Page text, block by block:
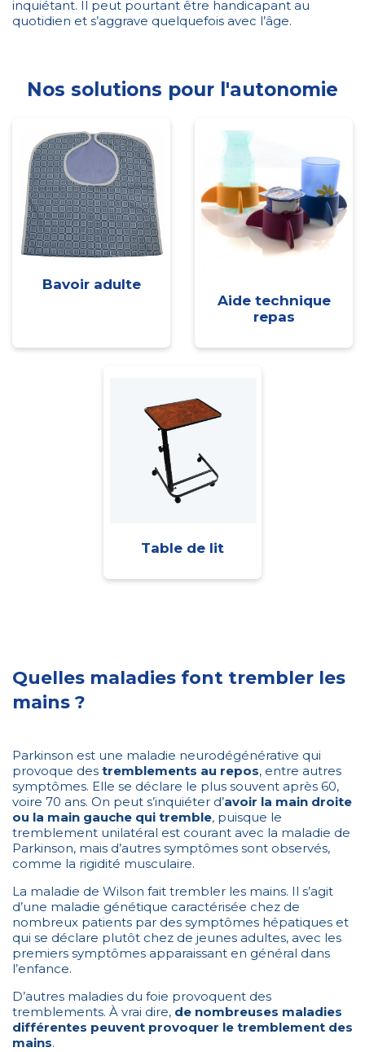
inquiétant. Il peut pourtant être handicapant au
quotidien et s’aggrave quelquefois avec l’âge.
Nos solutions pour l'autonomie
Bavoir adulte
Aide technique
repas
Table de lit
Quelles maladies font trembler les
mains ?
Parkinson est une maladie neurodégénérative qui
provoque des tremblements au repos, entre autres
symptômes. Elle se déclare le plus souvent après 60,
voire 70 ans. On peut s’inquiéter d’avoir la main droite
ou la main gauche qui tremble, puisque le
tremblement unilatéral est courant avec la maladie de
Parkinson, mais d’autres symptômes sont observés,
comme la rigidité musculaire.
La maladie de Wilson fait trembler les mains. Il s’agit
d’une maladie génétique caractérisée chez de
nombreux patients par des symptômes hépatiques et
qui se déclare plutôt chez de jeunes adultes, avec les
premiers symptômes apparaissant en général dans
l’enfance.
D’autres maladies du foie provoquent des
tremblements. À vrai dire, de nombreuses maladies
différentes peuvent provoquer le tremblement des
mains.